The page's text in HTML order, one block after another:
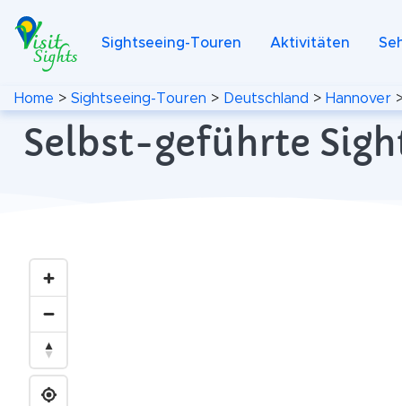
Sightseeing-Touren Aktivitäten
Home > Sightseeing-Touren > Deutschland > Hannover
Selbst-geführte